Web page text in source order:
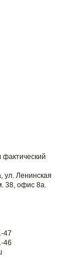
ул. Ленинская
38, офис 8а.
47
46